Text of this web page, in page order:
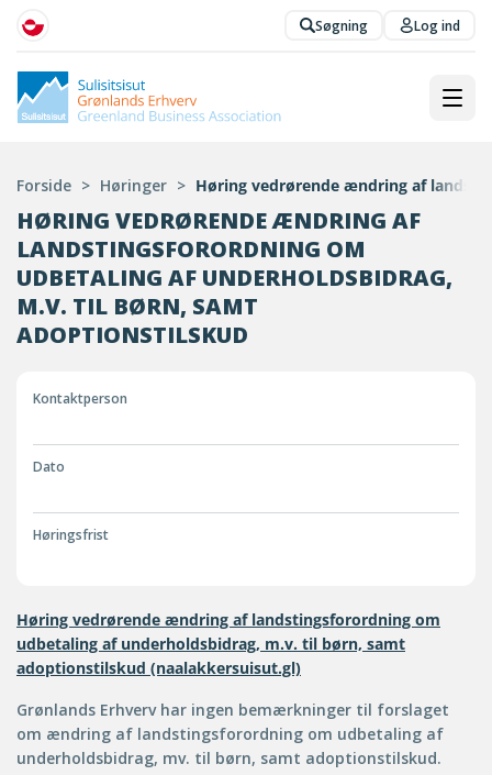
Søgning Log ind
Forside > Høringer > Høring vedrørende ændring af
HØRING VEDRØRENDE ÆNDRING AF
LANDSTINGSFORORDNING OM
UDBETALING AF UNDERHOLDSBIDRAG,
M.V. TIL BØRN, SAMT
ADOPTIONSTILSKUD
Kontaktperson
Dato
Høringsfrist
Høring vedrørende ændring af landstingsforordning om
udbetaling af underholdsbidrag, m.v. til børn, samt
adoptionstilskud (naalakkersuisut.gl)
Grønlands Erhverv har ingen bemærkninger til forslaget
om ændring af landstingsforordning om udbetaling af
underholdsbidrag, mv. til børn, samt adoptionstilskud.